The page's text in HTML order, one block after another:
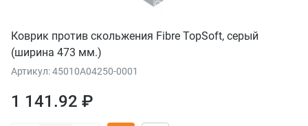
Коврик против скольжения Fibre TopSoft, серый
(ширина 473 мм.)
Артикул: 45010A04250-0001
1 141.92 ₽